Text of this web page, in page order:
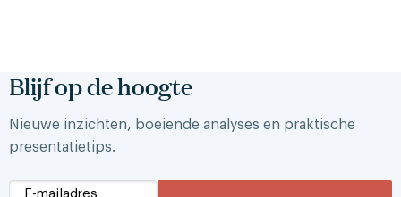
Blijf op de hoogte
Nieuwe inzichten, boeiende analyses en praktische
presentatietips.